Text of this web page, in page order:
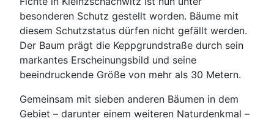
besonderen Schutz gestellt worden. Bäume mit
diesem Schutzstatus dürfen nicht gefällt werden.
Der Baum prägt die Keppgrundstraße durch sein
markantes Erscheinungsbild und seine
beeindruckende Größe von mehr als 30 Metern.
Gemeinsam mit sieben anderen Bäumen in dem
Gebiet – darunter einem weiteren Naturdenkmal –